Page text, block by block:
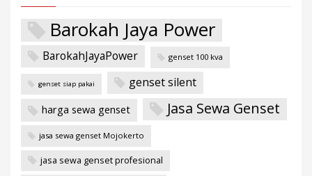
Barokah Jaya Power
BarokahJayaPower genset 100 kva
genset siap pakai genset silent
harga sewa genset Jasa Sewa Genset
jasa sewa genset Mojokerto
jasa sewa genset profesional